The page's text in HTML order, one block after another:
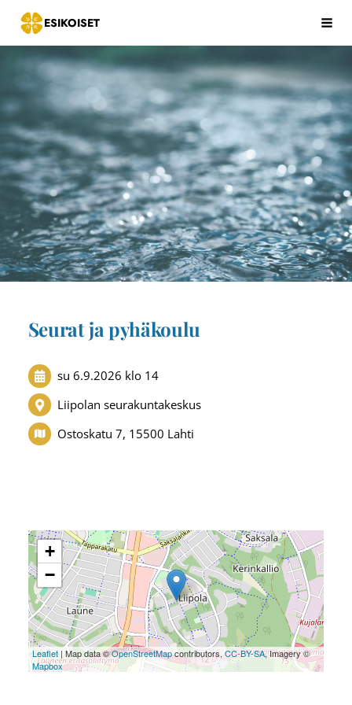
Siirry
sivun
sisältöön
ESIKOISET
Seurat ja pyhäkoulu
su 6.9.2026 klo 14
Liipolan seurakuntakeskus
Ostoskatu 7, 15500 Lahti
+
−
Leaflet| Map data ©OpenStreetMapcontributors,CC-BY-SA, Imagery ©
Mapbox